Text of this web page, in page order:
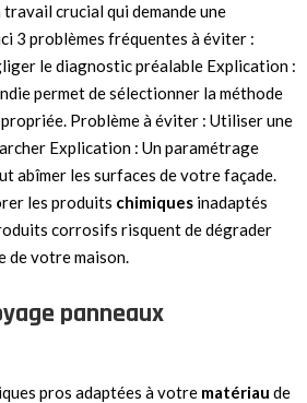
crucial qui demande une
3 problèmes fréquentes à éviter :
le diagnostic préalable Explication :
permet de sélectionner la méthode
Problème à éviter : Utiliser une
Explication : Un paramétrage
abîmer les surfaces de votre façade.
les produits chimiques inadaptés
corrosifs risquent de dégrader
de votre maison.
panneaux
pros adaptées à votre matériau de